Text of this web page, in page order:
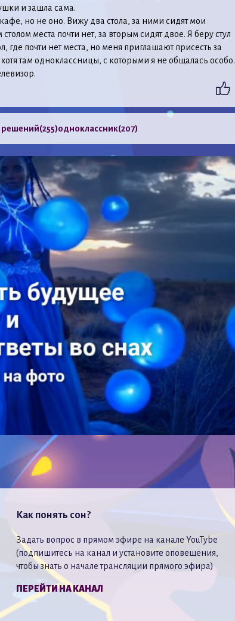
и зашла сама.
но не оно. Вижу два стола, за ними сидят мои
места почти нет, за вторым сидят двое. Я беру стул
где почти нет места, но меня приглашают присесть за
там одноклассницы, с которыми я не общалась особо.
решений(255)одноклассник(207)
Как понять сон?
Задать вопрос в прямом эфире на канале YouTybe
(подпишитесь на канал и установите оповещения,
чтобы знать о начале трансляции прямого эфира)
ПЕРЕЙТИ НА КАНАЛ